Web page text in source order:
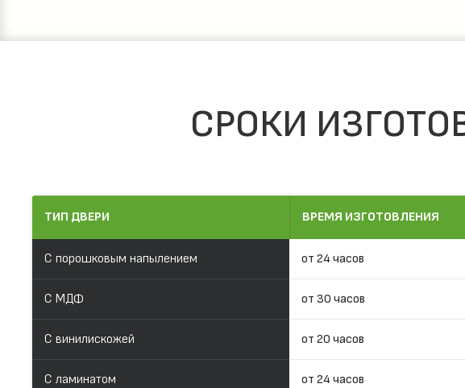
СРОКИ
ТИП ДВЕРИ ВРЕМЯ ИЗГОТОВЛЕНИЯ
С порошковым напылением от 24 часов
С МДФ от 30 часов
С винилискожей от 20 часов
С ламинатом от 24 часов